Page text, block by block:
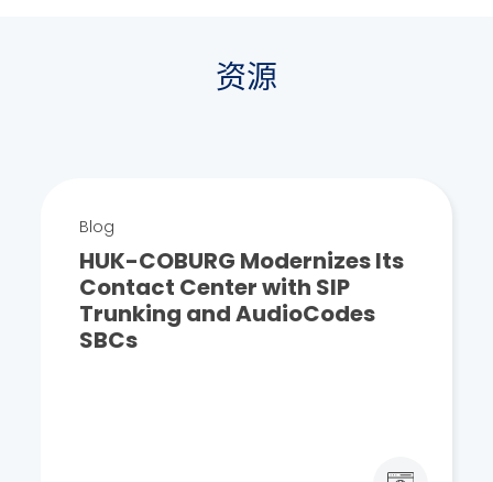
资源
Blog
HUK-COBURG Modernizes Its
Contact Center with SIP
Trunking and AudioCodes
SBCs